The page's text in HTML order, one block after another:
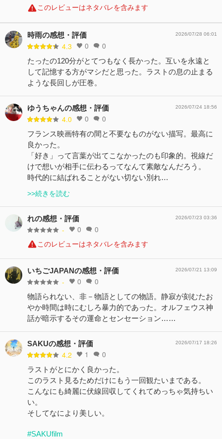
このレビューはネタバレを含みます
時雨の感想・評価
4.3 0 0
2026/07/28 06:01
たったの120分がとてつもなく長かった。互いを永遠と
して記憶する方がマシだと思った。ラストの息の止まる
ような長回しが圧巻。
ゆうちゃんの感想・評価
4.0 0 0
2026/07/24 18:56
フランス映画特有の間と不要なものがない描写。最高に
良かった。
「好き」って言葉が出てこなかったのも印象的。視線だ
けで想いが相手に伝わるってなんて素敵なんだろう。
時代的に結ばれることがない切ない別れ…
>>続きを読む
れの感想・評価
- 0 0
2026/07/23 03:36
このレビューはネタバレを含みます
いちごJAPANの感想・評価
- 0 0
2026/07/21 13:09
物語られない、非－物語としての物語。静寂が刻むたお
やか時間は時にむしろ暴力的であった。オルフェウス神
話が暗示するその運命とセンセーション……
SAKUの感想・評価
4.2 1 0
2026/07/17 18:26
ラストがとにかく良かった。
このラスト見るためだけにもう一回観たいまである。
こんなにも綺麗に伏線回収してくれてめっちゃ気持ちい
い。
そしてなにより美しい。
#SAKUfilm